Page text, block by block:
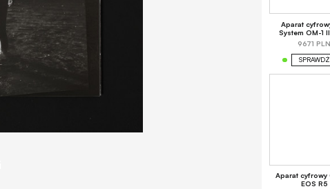
Aparat
System OM-1
9671 PLN
SPRAWDŹ
Aparat cyfrowy
EOS R5